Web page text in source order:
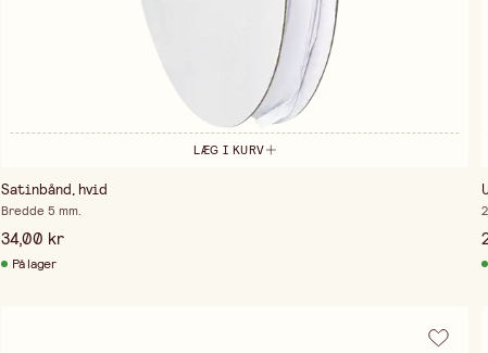
LÆG I KURV
Satinbånd, hvid
Bredde 5 mm.
34,00 kr
På lager